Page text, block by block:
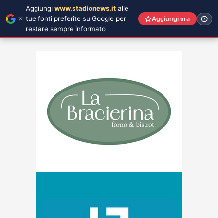
Aggiungi www.stadionews.it alle
tue fonti preferite su Google per
restare sempre informato
Aggiungi ora